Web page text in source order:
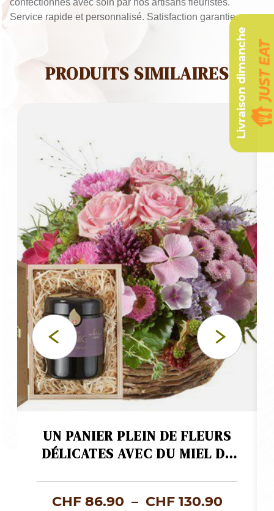
Service rapide et personnalisé. Satisfaction garantie.
PRODUITS SIMILAIRES
UN PANIER PLEIN DE FLEURS
DÉLICATES AVEC DU MIEL DE
CHF86.90 – CHF130.90Plage
Livraison dimanche